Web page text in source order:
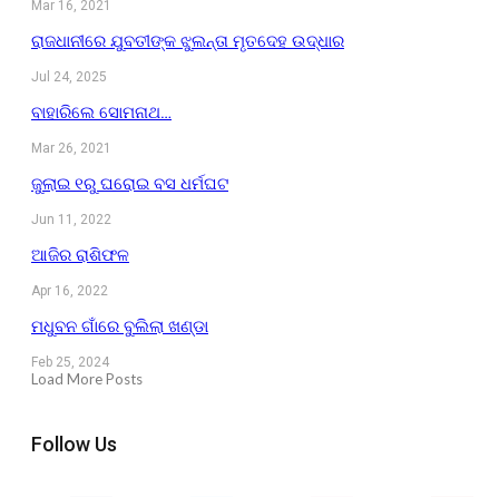
Mar 16, 2021
ରାଜଧାନୀରେ ଯୁବତୀଙ୍କ ଝୁଲନ୍ତା ମୃତଦେହ ଉଦ୍ଧାର
Jul 24, 2025
ବାହାରିଲେ ସୋମନାଥ…
Mar 26, 2021
ଜୁଲାଇ ୧ରୁ ଘରୋଇ ବସ ଧର୍ମଘଟ
Jun 11, 2022
ଆଜିର ରାଶିଫଳ
Apr 16, 2022
ମଧୁବନ ଗାଁରେ ବୁଲିଲା ଖଣ୍ଡା
Feb 25, 2024
Load More Posts
Follow Us